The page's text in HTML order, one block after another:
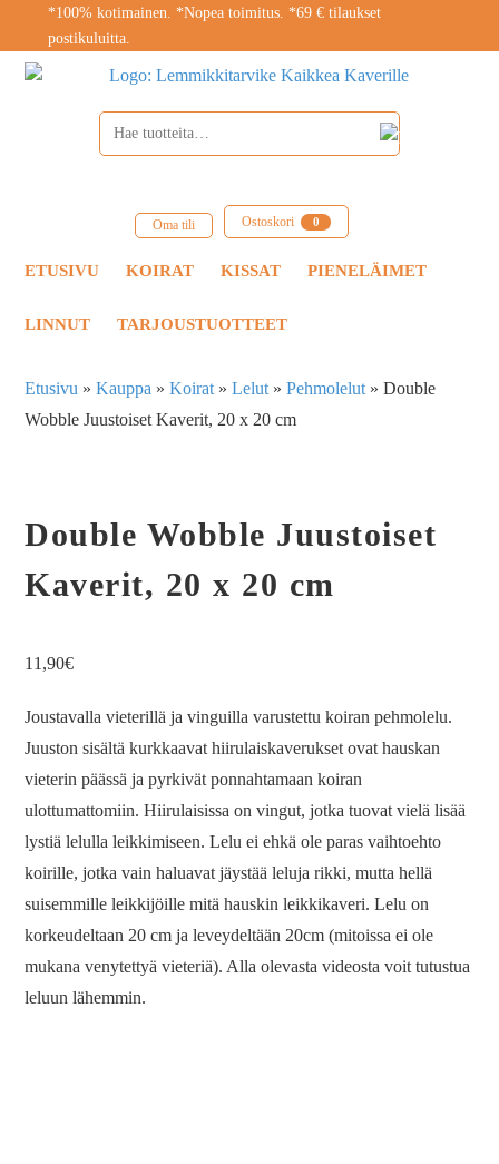
*100% kotimainen. *Nopea toimitus. *69 € tilaukset
postikuluitta.
Oma tili Ostoskori 0
ETUSIVU KOIRAT KISSAT PIENELÄIMET
LINNUT TARJOUSTUOTTEET
Etusivu »Kauppa »Koirat »Lelut »Pehmolelut »Double
Wobble Juustoiset Kaverit, 20 x 20 cm
Double Wobble Juustoiset
Kaverit, 20 x 20 cm
11,90€
Joustavalla vieterillä ja vinguilla varustettu koiran pehmolelu.
Juuston sisältä kurkkaavat hiirulaiskaverukset ovat hauskan
vieterin päässä ja pyrkivät ponnahtamaan koiran
ulottumattomiin. Hiirulaisissa on vingut, jotka tuovat vielä lisää
lystiä lelulla leikkimiseen. Lelu ei ehkä ole paras vaihtoehto
koirille, jotka vain haluavat jäystää leluja rikki, mutta hellä
suisemmille leikkijöille mitä hauskin leikkikaveri. Lelu on
korkeudeltaan 20 cm ja leveydeltään 20cm (mitoissa ei ole
mukana venytettyä vieteriä). Alla olevasta videosta voit tutustua
leluun lähemmin.